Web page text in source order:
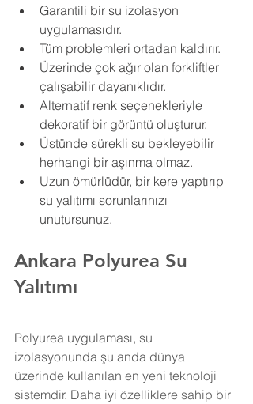
Garantili bir su izolasyon
uygulamasıdır.
Tüm problemleri ortadan kaldırır.
Üzerinde çok ağır olan forkliftler
çalışabilir dayanıklıdır.
Alternatif renk seçenekleriyle
dekoratif bir görüntü oluşturur.
Üstünde sürekli su bekleyebilir
herhangi bir aşınma olmaz.
Uzun ömürlüdür, bir kere yaptırıp
su yalıtımı sorunlarınızı
unutursunuz.
Ankara Polyurea Su
Yalıtımı
Polyurea uygulaması, su
izolasyonunda şu anda dünya
üzerinde kullanılan en yeni teknoloji
sistemdir. Daha iyi özelliklere sahip bir